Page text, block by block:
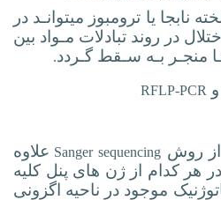
نابجا يا ترومبوز ميتوانـد در
در روند تبادلات مـواد بين
منجـر بـه سـقط گـردد.
و RFLP-PCR
از روش sequencing
Sanger علاوه
هر کدام از ژن های پنل کلیه
موجود در ناحیه اگزونی